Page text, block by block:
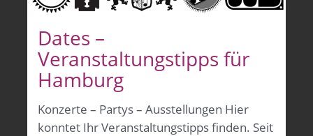
Dates –
Veranstaltungstipps für
Hamburg
Konzerte – Partys – Ausstellungen Hier
konntet Ihr Veranstaltungstipps finden. Seit